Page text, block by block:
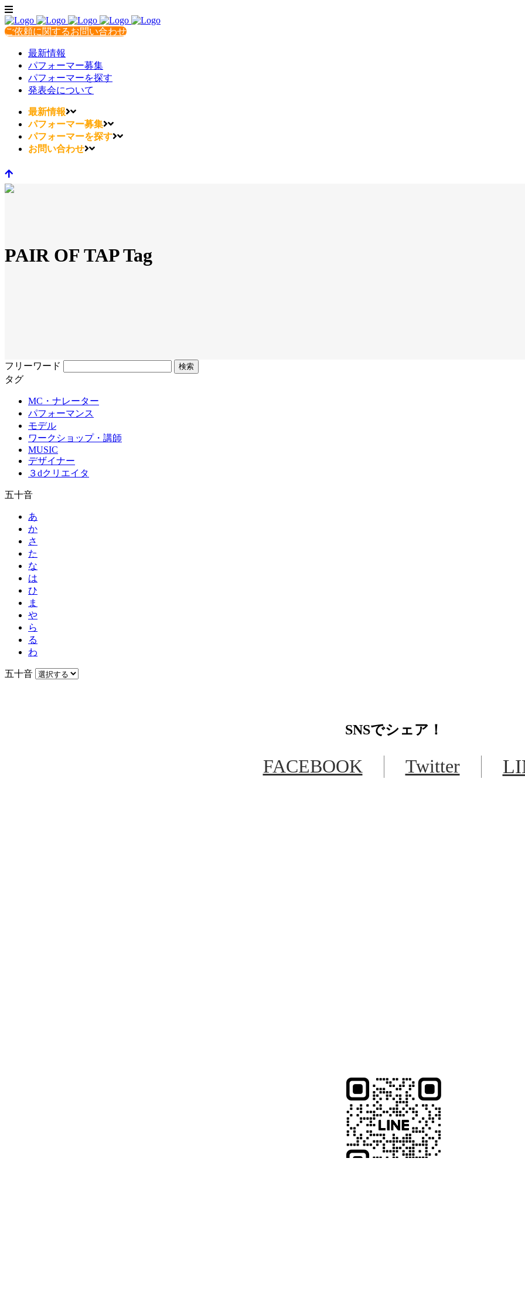
ご依頼に関するお問い合わせ
最新情報
パフォーマー募集
パフォーマーを探す
発表会について
最新情報
パフォーマー募集
パフォーマーを探す
お問い合わせ
PAIR OF TAP Tag
フリーワード
タグ
MC・ナレーター
パフォーマンス
モデル
ワークショップ・講師
MUSIC
デザイナー
３dクリエイタ
五十音
あ
か
さ
た
な
は
ひ
ま
や
ら
る
わ
五十音
SNSでシェア！
FACEBOOK Twitter